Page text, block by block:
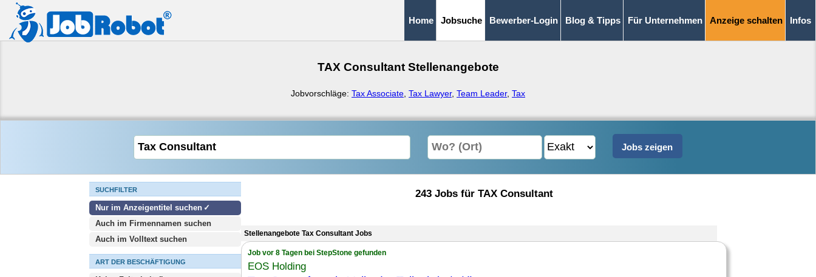
Home Jobsuche Bewerber-Login Blog & Tipps Für Unternehmen Anzeige schalten Infos
TAX Consultant Stellenangebote
Jobvorschläge: Tax Associate Tax Lawyer, Team Leader, Tax
SUCHFILTER
Nur im Anzeigentitel suchen
Auch im Firmennamen suchen
Auch im Volltext suchen
ART DER BESCHÄFTIGUNG
243 Jobs für TAX Consultant
Stellenangebote Tax Consultant Jobs
Job vor 8 Tagen bei StepStone gefunden
EOS Holding